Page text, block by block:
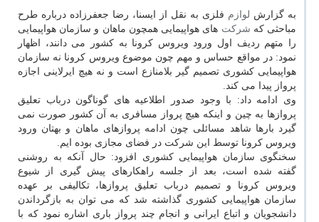
به گزارش لوازم فلزی به نقل از ایسنا، رضا جعفرزاده درباره طرح
مباحثی كه شركت های هواپیمایی همچون ماهان و سازمان هواپیمایی
را متهم ردیف اول ورود ویروس كرونا به كشور می دانند، اظهار
نمود: در مواقع حساس و مهم چون موضوع ویروس كرونا نه سازمان
هواپیمایی كشوری تصمیم گیر بلامنازع است و نه هیچ ایرلاینی اجازه
پرواز پیدا می كند.
وی ادامه داد: با وجود صدور اطلاعیه های گوناگون درباب تعلیق
پروازها به چین و اینكه هیچ پرواز مسافری به آن كشور صورت نمی
گیرد بارها شاهد مسائلی چون ادامه پروازهای ماهان و بهتان ورود
ویروس كرونا توسط این شركت در فضای مجازی بوده ایم.
سخنگوی سازمان هواپیمایی كشوری افزود: حال آنكه به روشنی
گفته شده است، بعد از جلسه راهكارهای پیش گیری از شیوع
ویروس كرونا و تصمیم درباب تعلیق پروازها، تكالیفی بر عهده
سازمان هواپیمایی كشوری گذاشته شد كه می توان به بازگرداندن
دانشجویان و اتباع ایرانی و انجام چند پرواز باری اشاره نمود كه با